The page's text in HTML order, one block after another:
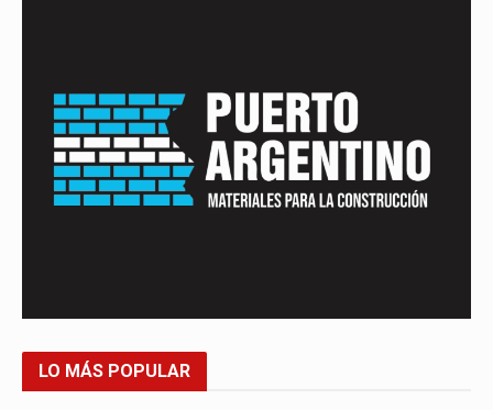
LO MÁS POPULAR